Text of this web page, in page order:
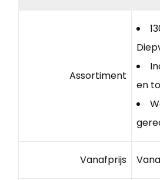
Assortiment
en
Vanafprijs